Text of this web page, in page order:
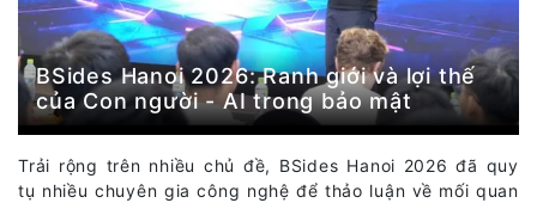
BSides Hanoi 2026: Ranh giới và lợi thế
của Con người - AI trong bảo mật
Trải rộng trên nhiều chủ đề, BSides Hanoi 2026 đã quy
tụ nhiều chuyên gia công nghệ để thảo luận về mối quan